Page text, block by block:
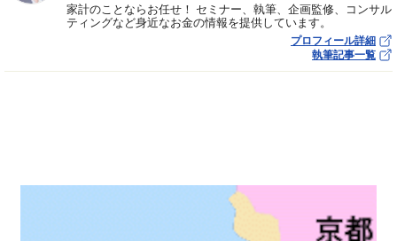
家計のことならお任せ！ セミナー、執筆、企画監修、コンサル
ティングなど身近なお金の情報を提供しています。
プロフィール詳細
執筆記事一覧